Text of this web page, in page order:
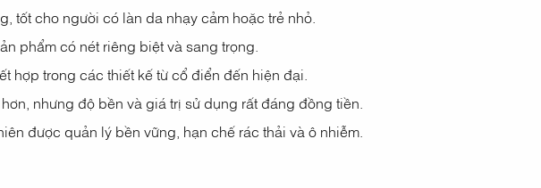
tốt cho người có làn da nhạy cảm hoặc trẻ nhỏ.
phẩm có nét riêng biệt và sang trọng.
hợp trong các thiết kế từ cổ điển đến hiện đại.
nhưng độ bền và giá trị sử dụng rất đáng đồng tiền.
được quản lý bền vững, hạn chế rác thải và ô nhiễm.